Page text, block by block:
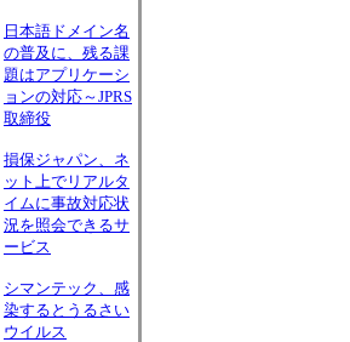
日本語ドメイン名
の普及に、残る課
題はアプリケーシ
ョンの対応～JPRS
取締役
損保ジャパン、ネ
ット上でリアルタ
イムに事故対応状
況を照会できるサ
ービス
シマンテック、感
染するとうるさい
ウイルス